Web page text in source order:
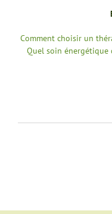
Comment choisir un
Quel soin énergétique